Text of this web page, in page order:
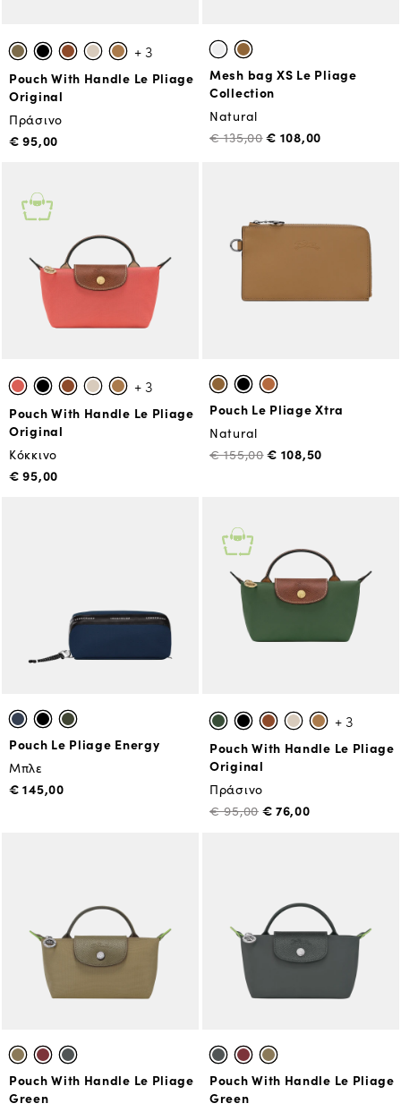
+ 3
Pouch With Handle Le Pliage
Original
Πράσινο
€ 95,00
Mesh bag XS Le Pliage
Collection
Natural
€ 135,00€ 108,00
+ 3
Pouch With Handle Le Pliage
Original
Κόκκινο
€ 95,00
Pouch Le Pliage Xtra
Natural
€ 155,00€ 108,50
Pouch Le Pliage Energy
Μπλε
€ 145,00
+ 3
Pouch With Handle Le Pliage
Original
Πράσινο
€ 95,00 € 76,00
Pouch With Handle Le Pliage
Green
Pouch With Handle Le Pliage
Green